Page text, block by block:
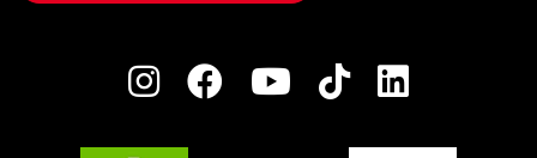
Maison des Propriétaires
Charte des Acteurs Engagés